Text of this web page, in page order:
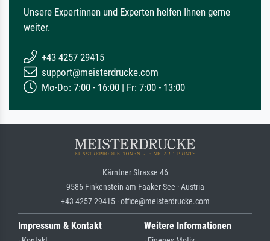
Unsere Expertinnen und Experten helfen Ihnen gerne
weiter.
+43 4257 29415
support@meisterdrucke.com
Mo-Do: 7:00 - 16:00 | Fr: 7:00 - 13:00
Kärntner Strasse 46
9586 Finkenstein am Faaker See · Austria
+43 4257 29415 · office@meisterdrucke.com
Impressum & Kontakt Weitere Informationen